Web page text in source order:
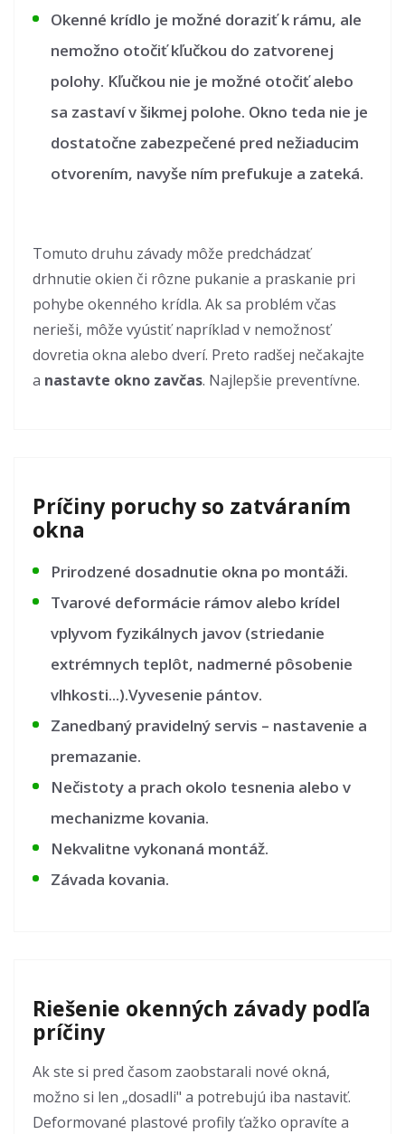
Okenné krídlo je možné doraziť k rámu, ale
nemožno otočiť kľučkou do zatvorenej
polohy. Kľučkou nie je možné otočiť alebo
sa zastaví v šikmej polohe. Okno teda nie je
dostatočne zabezpečené pred nežiaducim
otvorením, navyše ním prefukuje a zateká.
Tomuto druhu závady môže predchádzať
drhnutie okien či rôzne pukanie a praskanie pri
pohybe okenného krídla. Ak sa problém včas
nerieši, môže vyústiť napríklad v nemožnosť
dovretia okna alebo dverí. Preto radšej nečakajte
a nastavte okno zavčas. Najlepšie preventívne.
Príčiny poruchy so zatváraním
okna
Prirodzené dosadnutie okna po montáži.
Tvarové deformácie rámov alebo krídel
vplyvom fyzikálnych javov (striedanie
extrémnych teplôt, nadmerné pôsobenie
vlhkosti...).Vyvesenie pántov.
Zanedbaný pravidelný servis – nastavenie a
premazanie.
Nečistoty a prach okolo tesnenia alebo v
mechanizme kovania.
Nekvalitne vykonaná montáž.
Závada kovania.
Riešenie okenných závady podľa
príčiny
Ak ste si pred časom zaobstarali nové okná,
možno si len „dosadli" a potrebujú iba nastaviť.
Deformované plastové profily ťažko opravíte a